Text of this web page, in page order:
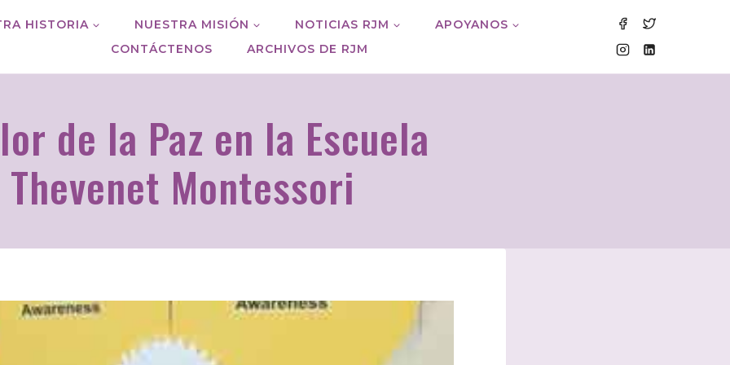
HISTORIA NUESTRA MISIÓN NOTICIAS RJM
APOYANOS
CONTÁCTENOS
ARCHIVOS DE RJM
de la Paz en la Escuela
Thevenet Montessori